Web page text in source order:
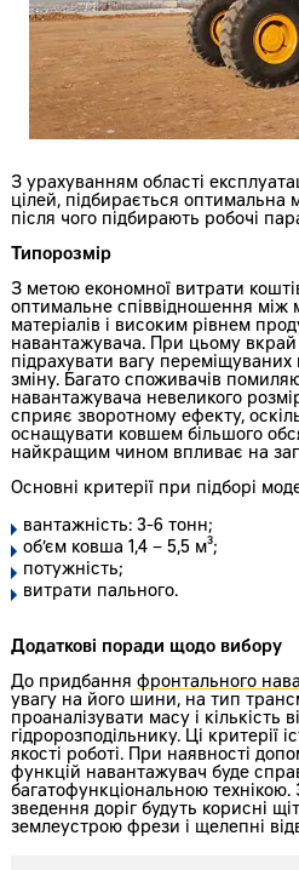
З урахуванням області
цілей, підбирається оптимальна
після чого підбирають робочі
Типорозмір
З метою економної витрати
оптимальне співвідношення між
матеріалів і високим рівнем
навантажувача. При цьому
підрахувати вагу переміщуваних
зміну. Багато споживачів
навантажувача невеликого
сприяє зворотному ефекту,
оснащувати ковшем більшого
найкращим чином впливає на
Основні критерії при підборі
вантажність: 3-6 тонн;
об’єм ковша 1,4 – 5,5 м³;
потужність;
витрати пального.
Додаткові поради щодо вибору
До придбання фронтального
увагу на його шини, на тип
проаналізувати масу і кількість
гідророзподільнику. Ці критерії
якості роботі. При наявності
функцій навантажувач буде
багатофункціональною технікою.
зведення доріг будуть корисні
землеустрою фрези і щелепні